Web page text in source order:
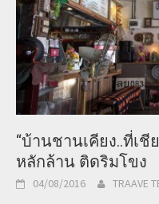
“บ้านชานเคียง..ที่เ
หลักล้าน ติดริมโขง
04/08/2016 TRAAVE